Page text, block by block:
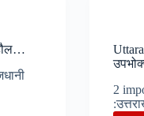
2